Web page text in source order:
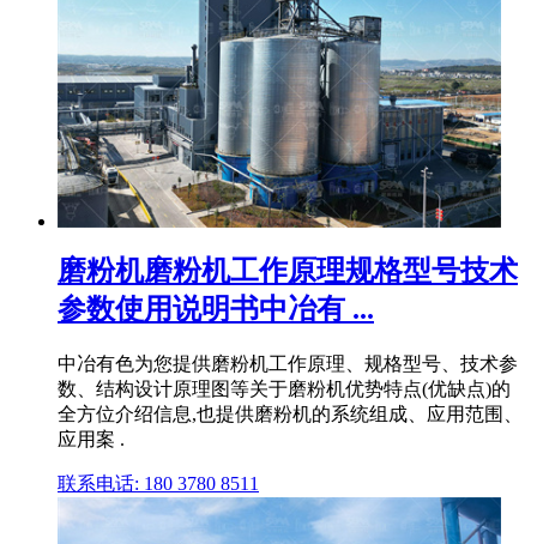
磨粉机磨粉机工作原理规格型号技术
参数使用说明书中冶有 ...
中冶有色为您提供磨粉机工作原理、规格型号、技术参
数、结构设计原理图等关于磨粉机优势特点(优缺点)的
全方位介绍信息,也提供磨粉机的系统组成、应用范围、
应用案 .
联系电话: 180 3780 8511